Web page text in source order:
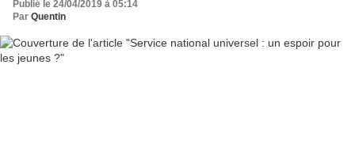
Publié le 24/04/2019 à 05:14
Par Quentin